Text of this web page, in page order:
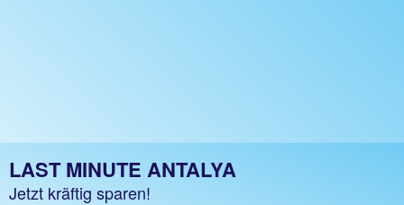
LAST MINUTE ANTALYA
Jetzt kräftig sparen!